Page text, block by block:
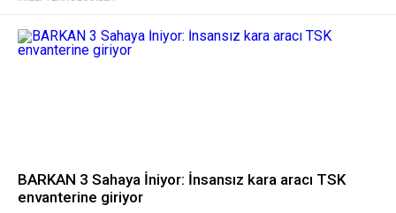
BARKAN 3 Sahaya İniyor: İnsansız kara aracı TSK
envanterine giriyor